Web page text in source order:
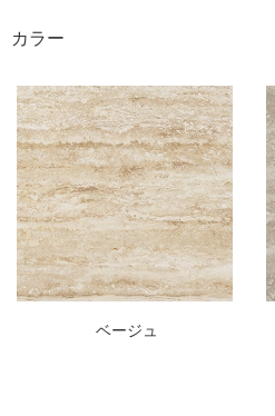
カラー
ベージュ